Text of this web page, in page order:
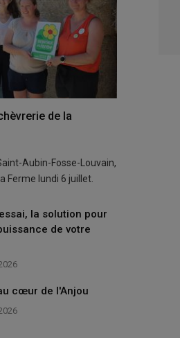
de la
Aubin-Fosse-Louvain,
Ferme lundi 6 juillet.
la solution pour
de votre
cœur de l'Anjou